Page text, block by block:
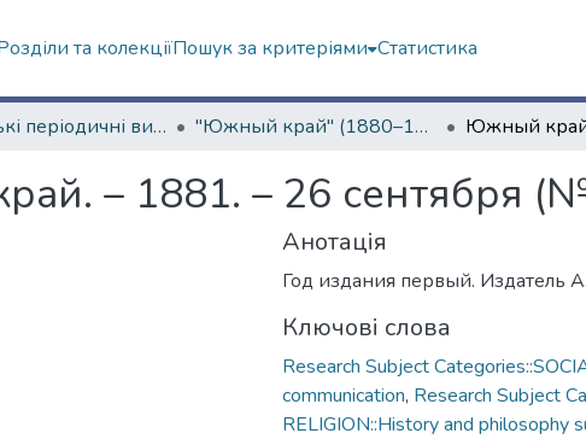
та колекціїПошук за критеріями Статистика
Харківські періодичні видання "Южный край" (1880–1919 гг.)
– 1881. – 26 сентября
Анотація
Год издания первый. Издатель
Ключові слова
Research Subject
communication, Research Subject
RELIGION::History and philosophy